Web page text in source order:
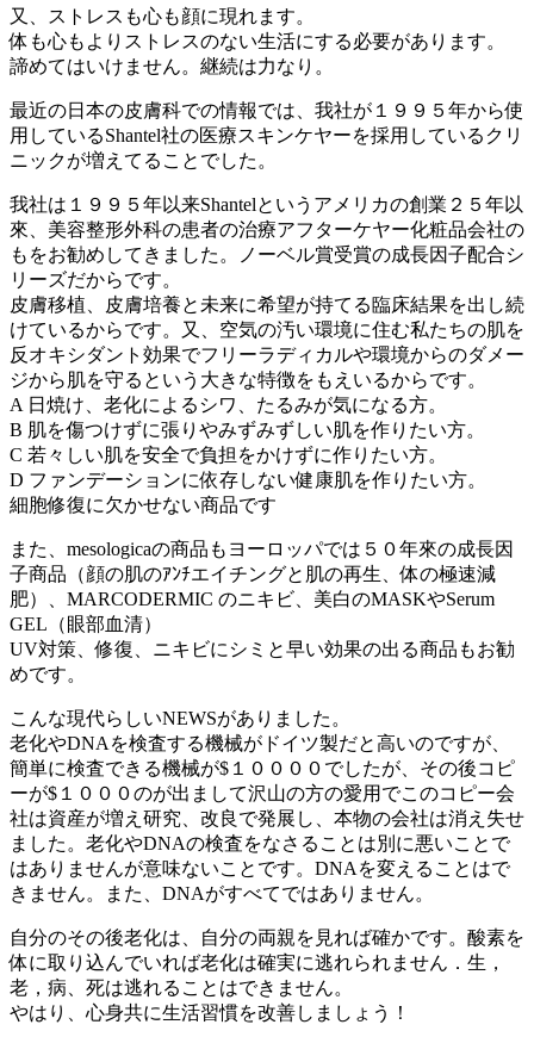
又、ストレスも心も顔に現れます。
体も心もよりストレスのない生活にする必要があります。
諦めてはいけません。継続は力なり。
最近の日本の皮膚科での情報では、我社が１９９５年から使
用しているShantel社の医療スキンケヤーを採用しているクリ
ニックが増えてることでした。
我社は１９９５年以来Shantelというアメリカの創業２５年以
來、美容整形外科の患者の治療アフターケヤー化粧品会社の
もをお勧めしてきました。ノーベル賞受賞の成長因子配合シ
リーズだからです。
皮膚移植、皮膚培養と未来に希望が持てる臨床結果を出し続
けているからです。又、空気の汚い環境に住む私たちの肌を
反オキシダント効果でフリーラディカルや環境からのダメー
ジから肌を守るという大きな特徴をもえいるからです。
A 日焼け、老化によるシワ、たるみが気になる方。
B 肌を傷つけずに張りやみずみずしい肌を作りたい方。
C 若々しい肌を安全で負担をかけずに作りたい方。
D ファンデーションに依存しない健康肌を作りたい方。
細胞修復に欠かせない商品です
また、mesologicaの商品もヨーロッパでは５０年來の成長因
子商品（顔の肌のｱﾝﾁエイチングと肌の再生、体の極速減
肥）、MARCODERMIC のニキビ、美白のMASKやSerum
GEL（眼部血清）
UV対策、修復、ニキビにシミと早い効果の出る商品もお勧
めです。
こんな現代らしいNEWSがありました。
老化やDNAを検査する機械がドイツ製だと高いのですが、
簡単に検査できる機械が$１００００でしたが、その後コピ
ーが$１０００のが出まして沢山の方の愛用でこのコピー会
社は資産が増え研究、改良で発展し、本物の会社は消え失せ
ました。老化やDNAの検査をなさることは別に悪いことで
はありませんが意味ないことです。DNAを変えることはで
きません。また、DNAがすべてではありません。
自分のその後老化は、自分の両親を見れば確かです。酸素を
体に取り込んでいれば老化は確実に逃れられません．生，
老，病、死は逃れることはできません。
やはり、心身共に生活習慣を改善しましょう！